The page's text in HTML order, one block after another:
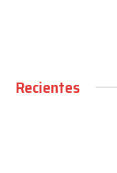
Recientes